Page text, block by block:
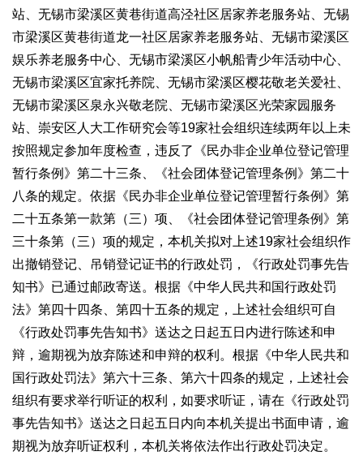
站、无锡市梁溪区黄巷街道高泾社区居家养老服务站、无锡
市梁溪区黄巷街道龙一社区居家养老服务站、无锡市梁溪区
娱乐养老服务中心、无锡市梁溪区小帆船青少年活动中心、
无锡市梁溪区宜家托养院、无锡市梁溪区樱花敬老关爱社、
无锡市梁溪区泉永兴敬老院、无锡市梁溪区光荣家园服务
站、崇安区人大工作研究会等19家社会组织连续两年以上未
按照规定参加年度检查，违反了《民办非企业单位登记管理
暂行条例》第二十三条、《社会团体登记管理条例》第二十
八条的规定。依据《民办非企业单位登记管理暂行条例》第
二十五条第一款第（三）项、《社会团体登记管理条例》第
三十条第（三）项的规定，本机关拟对上述19家社会组织作
出撤销登记、吊销登记证书的行政处罚，《行政处罚事先告
知书》已通过邮政寄送。根据《中华人民共和国行政处罚
法》第四十四条、第四十五条的规定，上述社会组织可自
《行政处罚事先告知书》送达之日起五日内进行陈述和申
辩，逾期视为放弃陈述和申辩的权利。根据《中华人民共和
国行政处罚法》第六十三条、第六十四条的规定，上述社会
组织有要求举行听证的权利，如要求听证，请在《行政处罚
事先告知书》送达之日起五日内向本机关提出书面申请，逾
期视为放弃听证权利，本机关将依法作出行政处罚决定。